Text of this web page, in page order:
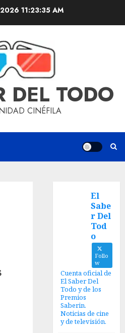
11:23:36 AM
DEL TODO
CINÉFILA
El
Sabe
r Del
Tod
o
Follo
w
Cuenta oficial de
El Saber Del
Todo y de los
Premios
Saberin.
Noticias de cine
y de televisión.